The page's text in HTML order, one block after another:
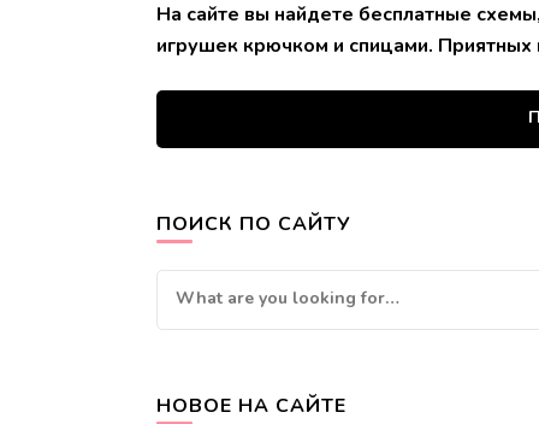
На сайте вы найдете бесплатные
игрушек крючком и спицами. Приятных
ПОИСК ПО САЙТУ
Looking
for
НОВОЕ НА САЙТЕ